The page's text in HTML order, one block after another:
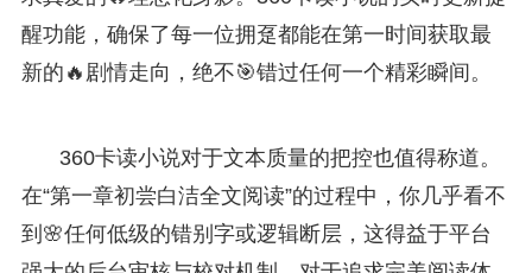
醒功能，确保了每一位拥趸都能在第一时间获取最
新的🔥剧情走向，绝不🎯错过任何一个精彩瞬间。
360卡读小说对于文本质量的把控也值得称道。
在“第一章初尝白洁全文阅读”的过程中，你几乎看不
到🌸任何低级的错别字或逻辑断层，这得益于平台